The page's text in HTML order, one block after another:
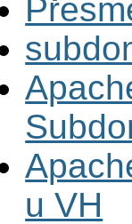
u VH